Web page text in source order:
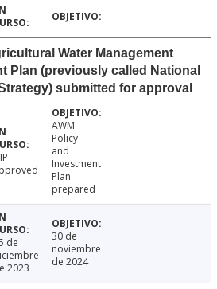
Water Management
Plan (previously called National
submitted for approval
AWM
Policy
and
Investment
Plan
prepared
de
2023
30 de
noviembre
de 2024